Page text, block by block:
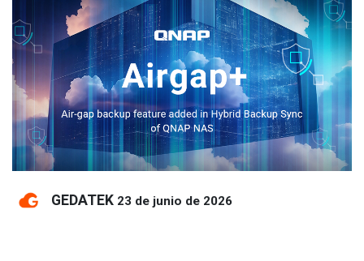
GEDATEK 23 de junio de 2026